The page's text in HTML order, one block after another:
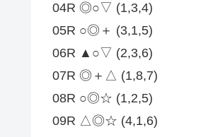
04R ◎○▽ (1,3,4)
05R ○◎＋ (3,1,5)
06R ▲○▽ (2,3,6)
07R ◎＋△ (1,8,7)
08R ○◎☆ (1,2,5)
09R △◎☆ (4,1,6)